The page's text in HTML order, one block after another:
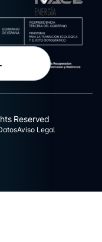
Reserved
Aviso Legal